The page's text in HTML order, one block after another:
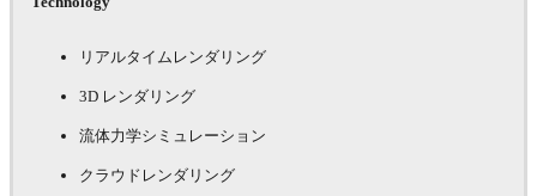
リアルタイムレンダリング
3D レンダリング
流体力学シミュレーション
クラウドレンダリング